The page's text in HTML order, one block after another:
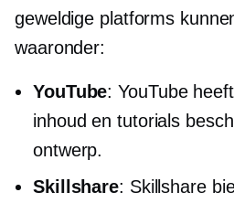
geweldige platforms
waaronder:
YouTube: YouTube
inhoud en tutorials
ontwerp.
Skillshare: Skillshare